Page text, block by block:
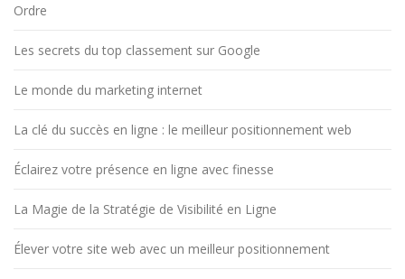
Ordre
Les secrets du top classement sur Google
Le monde du marketing internet
La clé du succès en ligne : le meilleur positionnement web
Éclairez votre présence en ligne avec finesse
La Magie de la Stratégie de Visibilité en Ligne
Élever votre site web avec un meilleur positionnement